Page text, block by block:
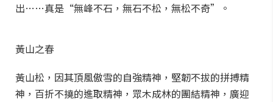
出……真是“無峰不石，無石不松，無松不奇”。
黃山之春
黃山松，因其頂風傲雪的自強精神，堅韌不拔的拼搏精
神，百折不撓的進取精神，眾木成林的團結精神，廣迎